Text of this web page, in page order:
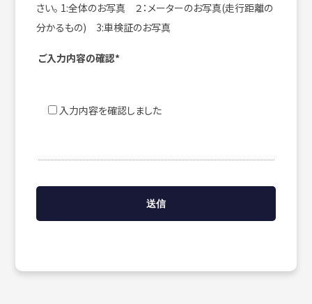
さい。 1:全体のお写真 ２：メーターのお写真(走行距離の
分かるもの) 3:車検証のお写真
ご入力内容の確認*
入力内容を確認しました